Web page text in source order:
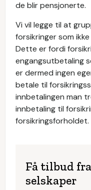
de blir pensjonerte.
Vi vil legge til at
forsikringer som
Dette er fordi
engangsutbetaling
er dermed ingen
betale til
innbetalingen man
innbetaling til
forsikringsforholdet.
Få tilbud
selskaper